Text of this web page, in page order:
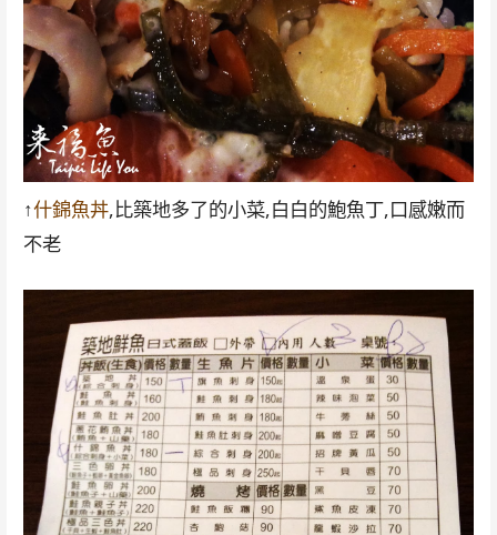
↑什錦魚丼,比築地多了的小菜,白白的鮑魚丁,口感嫩而
不老